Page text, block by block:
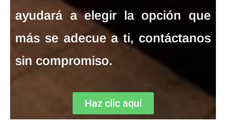
ayudará a elegir la opción que
más se adecue a ti, contáctanos
sin compromiso.
Haz clic aquí